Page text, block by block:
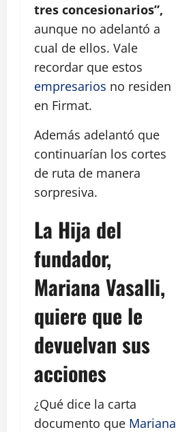
tres concesionarios”,
aunque no adelantó a
cual de ellos. Vale
recordar que estos
empresarios no residen
en Firmat.
Además adelantó que
continuarían los cortes
de ruta de manera
sorpresiva.
La Hija del
fundador,
Mariana Vasalli,
quiere que le
devuelvan sus
acciones
¿Qué dice la carta
documento que Mariana